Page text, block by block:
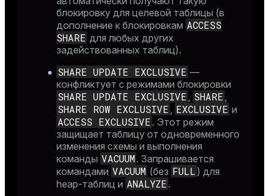
блокировку для целевой таблицы (в
дополнение к блокировкам ACCESS
SHARE для любых других
задействованных таблиц).
SHARE UPDATE EXCLUSIVE —
конфликтует с режимами блокировки
SHARE UPDATE EXCLUSIVE , SHARE ,
SHARE ROW EXCLUSIVE , EXCLUSIVE и
ACCESS EXCLUSIVE . Этот режим
защищает таблицу от одновременного
изменения схемы и выполнения
команды VACUUM. Запрашивается
командами VACUUM (без FULL ) для
heap-таблиц и ANALYZE .